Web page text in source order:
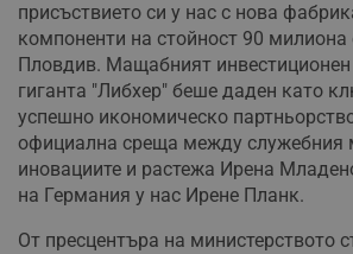
присъствието си у нас с нова
компоненти на стойност 90 милиона
Пловдив. Мащабният инвестиционен
гиганта "Либхер" беше даден като
успешно икономическо
официална среща между служебния
иновациите и растежа Ирена
на Германия у нас Ирене Планк.
От пресцентъра на министерството